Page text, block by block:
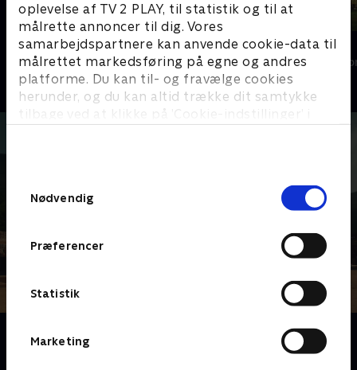
oplevelse af TV 2 PLAY, til statistik og til at
målrette annoncer til dig. Vores
samarbejdspartnere kan anvende cookie-data til
målrettet markedsføring på egne og andres
platforme. Du kan til- og fravælge cookies
herunder, og du kan altid trække dit samtykke
tilbage ved at klikke på ’Cookie-indstillinger’ i
Nødvendig
Præferencer
Statistik
Marketing
Først til verdens ende
Reality • 6 sæsoner
Flokken
Reality • 2
Om Shaolin
Ni kendte danskere tager på deres livs rejse ind i det